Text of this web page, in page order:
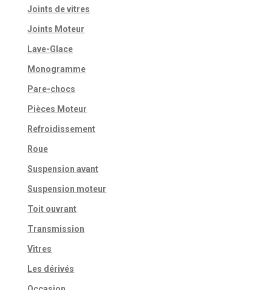
Joints de vitres
Joints Moteur
Lave-Glace
Monogramme
Pare-chocs
Pièces Moteur
Refroidissement
Roue
Suspension avant
Suspension moteur
Toit ouvrant
Transmission
Vitres
Les dérivés